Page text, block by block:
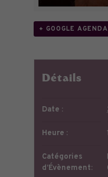
+ GOOGLE AGENDA
Détails
Date :
Heure :
Catégories
d’Évènement: